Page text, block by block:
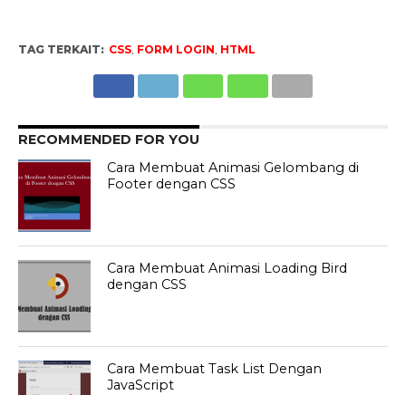
TAG TERKAIT: CSS, FORM LOGIN, HTML
RECOMMENDED FOR YOU
Cara Membuat Animasi Gelombang di
Footer dengan CSS
Cara Membuat Animasi Loading Bird
dengan CSS
Cara Membuat Task List Dengan
JavaScript